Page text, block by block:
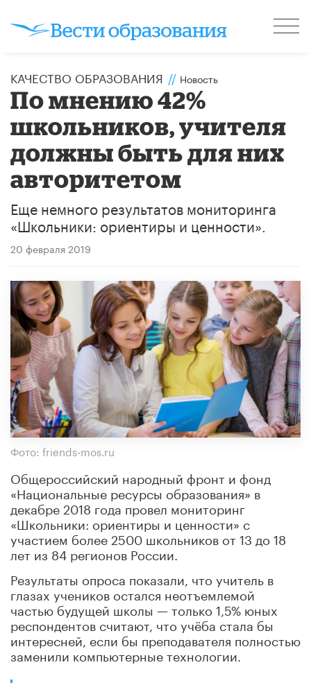
КАЧЕСТВО ОБРАЗОВАНИЯ // Новость
По мнению 42%
школьников, учителя
должны быть для них
авторитетом
Еще немного результатов мониторинга
«Школьники: ориентиры и ценности».
20 февраля 2019
Фото: friends-mos.ru
Общероссийский народный фронт и фонд
«Национальные ресурсы образования» в
декабре 2018 года провел мониторинг
«Школьники: ориентиры и ценности» с
участием более 2500 школьников от 13 до 18
лет из 84 регионов России.
Результаты опроса показали, что учитель в
глазах учеников остался неотъемлемой
частью будущей школы — только 1,5% юных
респондентов считают, что учёба стала бы
интересней, если бы преподавателя полностью
заменили компьютерные технологии.